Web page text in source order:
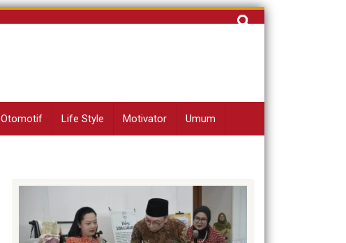
Cari
Otomotif Life Style Motivator Umum